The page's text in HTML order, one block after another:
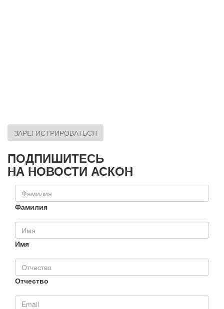
ЗАРЕГИСТРИРОВАТЬСЯ
ПОДПИШИТЕСЬ
НА НОВОСТИ АСКОН
Фамилия
Имя
Отчество